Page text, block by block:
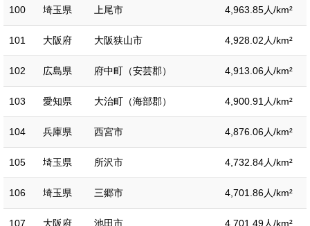
100 埼玉県 上尾市 4,963.85人/km²
101 大阪府 大阪狭山市 4,928.02人/km²
102 広島県 府中町（安芸郡） 4,913.06人/km²
103 愛知県 大治町（海部郡） 4,900.91人/km²
104 兵庫県 西宮市 4,876.06人/km²
105 埼玉県 所沢市 4,732.84人/km²
106 埼玉県 三郷市 4,701.86人/km²
107 大阪府 池田市 4,701.49人/km²